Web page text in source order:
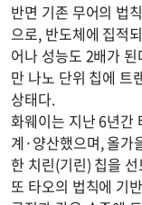
반면 기존 무어의 법
으로, 반도체에 집적
어나 성능도 2배가
만 나노 단위 칩에 트
상태다.
화웨이는 지난 6년간
계·양산했으며, 올가
한 치린(기린) 칩을
또 타오의 법칙에 기